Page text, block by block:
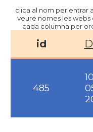
clica al nom per entrar
veure nomes les webs
cada columna per
id
485